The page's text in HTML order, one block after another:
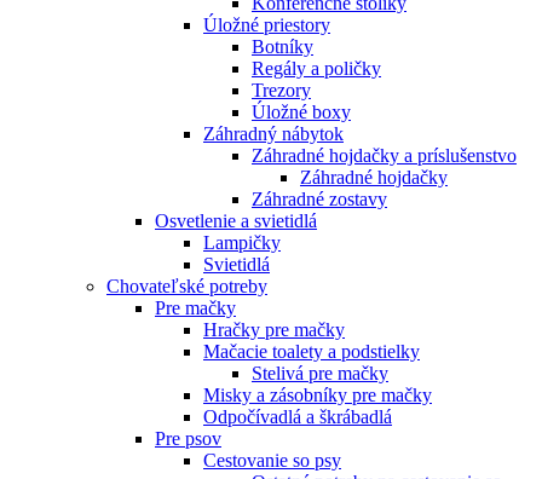
Úložné priestory
Botníky
Regály a poličky
Trezory
Úložné boxy
Záhradný nábytok
Záhradné hojdačky a príslušenstvo
Záhradné hojdačky
Záhradné zostavy
Osvetlenie a svietidlá
Lampičky
Svietidlá
Chovateľské potreby
Pre mačky
Hračky pre mačky
Mačacie toalety a podstielky
Stelivá pre mačky
Misky a zásobníky pre mačky
Odpočívadlá a škrábadlá
Pre psov
Cestovanie so psy